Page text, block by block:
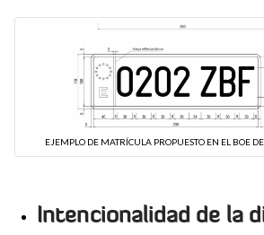
EJEMPLO DE MATRÍCULA PROPUESTO EN EL BOE
Intencionalidad de la